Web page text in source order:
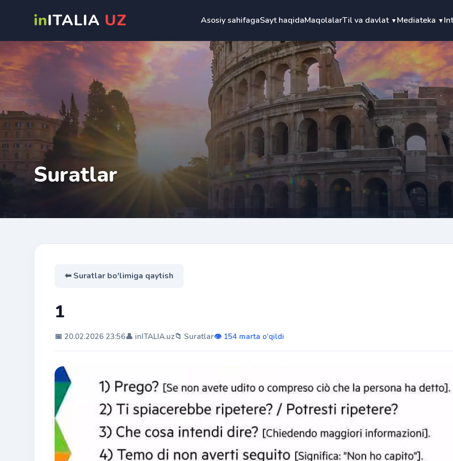
inITALIA UZ Asosiy sahifagaSayt haqidaMaqolalarTil va davlat ▼Mediateka ▼
Suratlar
⬅ Suratlar bo'limiga qaytish
1
📅 20.02.2026 23:56👤 inITALIA.uz📁 Suratlar👁️ 154 marta o'qildi